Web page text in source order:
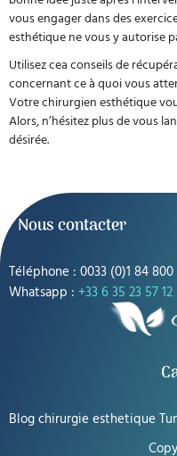
vous engager dans des
esthétique ne vous y autorise
Utilisez cea conseils de
concernant ce à quoi vous
Votre chirurgien esthétique
Alors, n’hésitez plus de vous
désirée.
Nous contacter
Téléphone : 0033 (0)1 84
Whatsapp : +33 6 35 23 57 12
Blog chirurgie esthetique